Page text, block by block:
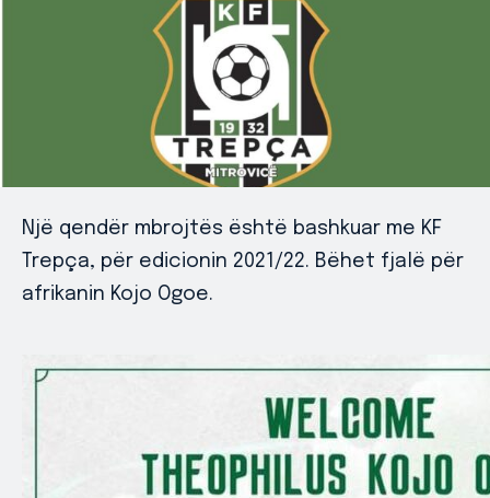
Një qendër mbrojtës është bashkuar me KF
Trepça, për edicionin 2021/22. Bëhet fjalë për
afrikanin Kojo Ogoe.